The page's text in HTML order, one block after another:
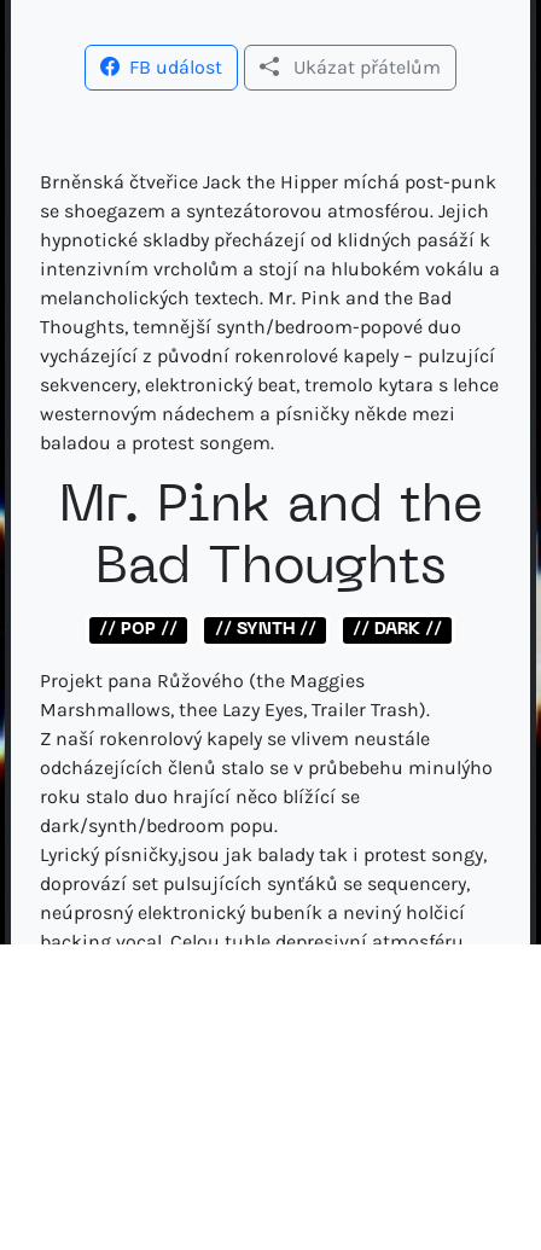
FB událost Ukázat přátelům
Brněnská čtveřice Jack the Hipper míchá post-punk
se shoegazem a syntezátorovou atmosférou. Jejich
hypnotické skladby přecházejí od klidných pasáží k
intenzivním vrcholům a stojí na hlubokém vokálu a
melancholických textech. Mr. Pink and the Bad
Thoughts, temnější synth/bedroom-popové duo
vycházející z původní rokenrolové kapely – pulzující
sekvencery, elektronický beat, tremolo kytara s lehce
westernovým nádechem a písničky někde mezi
baladou a protest songem.
Mr. Pink and the
Bad Thoughts
// POP // // SYNTH // // DARK //
Projekt pana Růžového (the Maggies
Marshmallows, thee Lazy Eyes, Trailer Trash).
Z naší rokenrolový kapely se vlivem neustále
odcházejících členů stalo se v průbebehu minulýho
roku stalo duo hrající něco blížící se
dark/synth/bedroom popu.
Lyrický písničky,jsou jak balady tak i protest songy,
doprovází set pulsujících synťáků se sequencery,
neúprosný elektronický bubeník a neviný holčicí
backing vocal. Celou tuhle depresivní atmosféru